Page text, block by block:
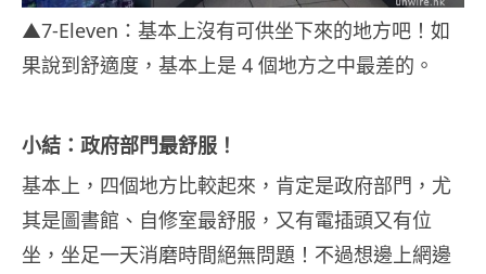
▲7-Eleven：基本上沒有可供坐下來的地方吧！如
果說到舒適度，基本上是 4 個地方之中最差的。
小結：政府部門最舒服！
基本上，四個地方比較起來，肯定是政府部門，尤
其是圖書館、自修室最舒服，又有電插頭又有位
坐，坐足一天消磨時間絕無問題！不過想邊上網邊